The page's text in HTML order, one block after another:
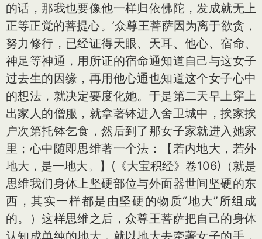
的话，那我也要像他一样归依佛陀，发成就无上
正等正觉的菩提心。’众尊王菩萨因为离于欲贪，
努力修行，已经证得天眼、天耳、他心、宿命、
神足等神通，用所证的宿命通知道自己与这女子
过去生的因缘，再用他心通也知道这个女子心中
的想法，就决定要度化她。于是第二天早上穿上
出家人的僧服，就拿著钵进入舍卫城中，挨家挨
户次第托钵乞食，然后到了那女子家就进入她家
里；心中随即思维著一个法：【若内地大，若外
地大，是一地大。】(《大宝积经》卷106)（就是
思维我们身体上坚硬部位与外面器世间坚硬的东
西，其实一样都是由坚硬的物质“地大”所组成
的。）这样思维之后，众尊王菩萨把自己的身体
认知成单纯的地大，就以地大去牵著女子的手，